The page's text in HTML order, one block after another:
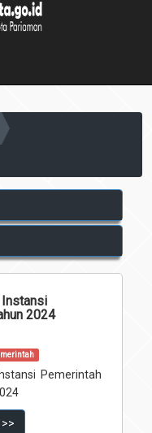
(UPT)
Instansi
2024
Pemerintah